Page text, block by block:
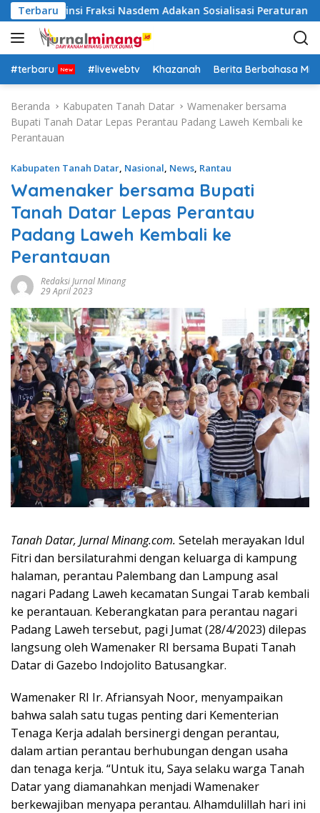
a
g
u
Terbaru
Provinsi Fraksi Nasdem Adakan Sosialisasi Peraturan
#terbaru #livewebtv Khazanah Berita Berbahasa
Beranda Kabupaten Tanah Datar
Wamenaker bersama
Bupati Tanah Datar Lepas Perantau Padang Laweh Kembali ke
Perantauan
Kabupaten Tanah Datar, Nasional, News, Rantau
Wamenaker bersama Bupati
Tanah Datar Lepas Perantau
Padang Laweh Kembali ke
Perantauan
Redaksi Jurnal Minang
29 April 2023
Tanah Datar, Jurnal Minang.com. Setelah merayakan Idul
Fitri dan bersilaturahmi dengan keluarga di kampung
halaman, perantau Palembang dan Lampung asal
nagari Padang Laweh kecamatan Sungai Tarab kembali
ke perantauan. Keberangkatan para perantau nagari
Padang Laweh tersebut, pagi Jumat (28/4/2023) dilepas
langsung oleh Wamenaker RI bersama Bupati Tanah
Datar di Gazebo Indojolito Batusangkar.
Wamenaker RI Ir. Afriansyah Noor, menyampaikan
bahwa salah satu tugas penting dari Kementerian
Tenaga Kerja adalah bersinergi dengan perantau,
dalam artian perantau berhubungan dengan usaha
dan tenaga kerja. “Untuk itu, Saya selaku warga Tanah
Datar yang diamanahkan menjadi Wamenaker
berkewajiban menyapa perantau. Alhamdulillah hari ini